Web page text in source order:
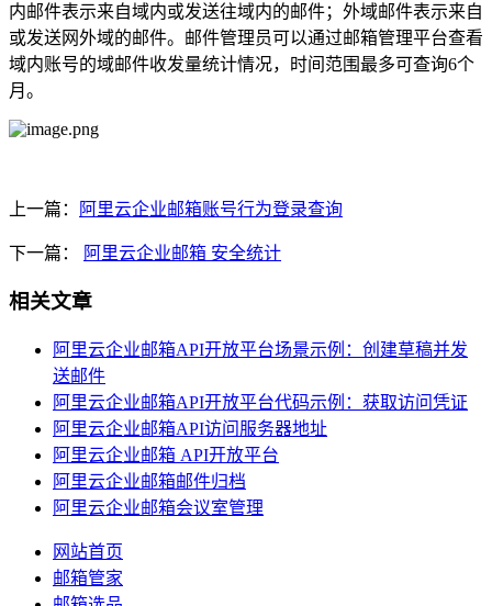
内邮件表示来自域内或发送往域内的邮件；外域邮件表示来自
或发送网外域的邮件。邮件管理员可以通过邮箱管理平台查看
域内账号的域邮件收发量统计情况，时间范围最多可查询6个
月。
上一篇： 阿里云企业邮箱账号行为登录查询
下一篇： 阿里云企业邮箱 安全统计
相关文章
阿里云企业邮箱API开放平台场景示例：创建草稿并发
送邮件
阿里云企业邮箱API开放平台代码示例：获取访问凭证
阿里云企业邮箱API访问服务器地址
阿里云企业邮箱 API开放平台
阿里云企业邮箱邮件归档
阿里云企业邮箱会议室管理
网站首页
邮箱管家